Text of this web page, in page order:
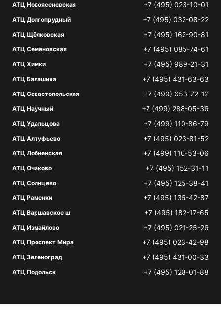
АТЦ Новоясеневская +7 (495) 023-10-01
АТЦ Долгопрудный +7 (495) 032-08-22
АТЦ Щёлковская +7 (495) 162-90-81
АТЦ Семеновская +7 (495) 085-74-61
АТЦ Химки +7 (495) 989-21-31
АТЦ Балашиха +7 (495) 431-63-63
АТЦ Севастопольская +7 (499) 653-72-12
АТЦ Научный +7 (499) 288-05-36
АТЦ Удальцова +7 (499) 110-86-79
АТЦ Алтуфьево +7 (495) 023-81-52
АТЦ Лобненская +7 (499) 110-53-06
АТЦ Очаково +7 (495) 152-31-11
АТЦ Солнцево +7 (495) 125-38-41
АТЦ Раменки +7 (495) 135-42-87
АТЦ Варшавское ш +7 (495) 182-17-65
АТЦ Измайлово +7 (495) 021-25-26
АТЦ Проспект Мира +7 (495) 023-42-98
АТЦ Зеленоград +7 (495) 431-00-33
АТЦ Подольск +7 (495) 128-01-88